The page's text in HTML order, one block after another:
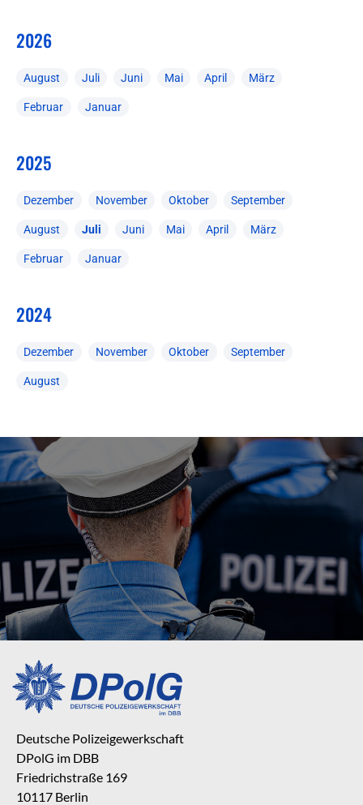
2026
August Juli Juni Mai April März
Februar Januar
2025
Dezember November Oktober September
August Juli Juni Mai April März
Februar Januar
2024
Dezember November Oktober September
August
Deutsche Polizeigewerkschaft
DPolG im DBB
Friedrichstraße 169
10117 Berlin